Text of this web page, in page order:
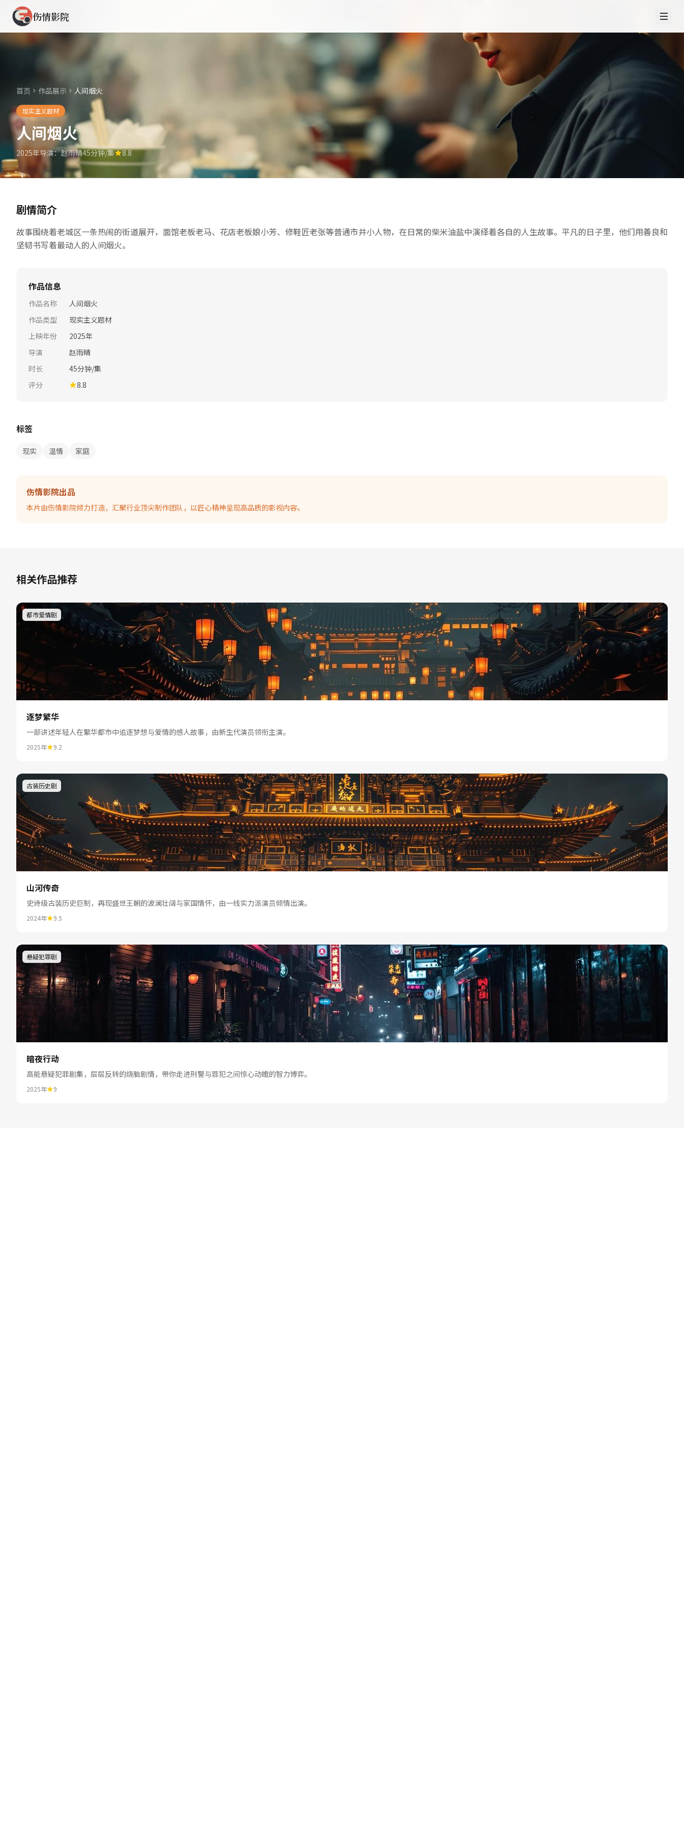
伤情影院
首页 作品展示 人间烟火
现实主义题材
人间烟火
2025年导演：赵雨晴45分钟/集 8.8
剧情简介
故事围绕着老城区一条热闹的街道展开，面馆老板老马、花店老板娘小芳、修鞋匠老张等普通市井小人物，在日常的柴米油盐中演绎着各自的人生故事。平凡的日子里，他们用善良和
坚韧书写着最动人的人间烟火。
作品信息
作品名称
人间烟火
作品类型
现实主义题材
上映年份
2025年
导演
赵雨晴
时长
45分钟/集
评分
8.8
标签
现实 温情 家庭
伤情影院出品
本片由伤情影院倾力打造，汇聚行业顶尖制作团队，以匠心精神呈现高品质的影视内容。
相关作品推荐
都市爱情剧
逐梦繁华
一部讲述年轻人在繁华都市中追逐梦想与爱情的感人故事，由新生代演员领衔主演。
2025年 9.2
古装历史剧
山河传奇
史诗级古装历史巨制，再现盛世王朝的波澜壮阔与家国情怀，由一线实力派演员倾情出演。
2024年 9.5
悬疑犯罪剧
暗夜行动
高能悬疑犯罪剧集，层层反转的烧脑剧情，带你走进刑警与罪犯之间惊心动魄的智力博弈。
2025年 9